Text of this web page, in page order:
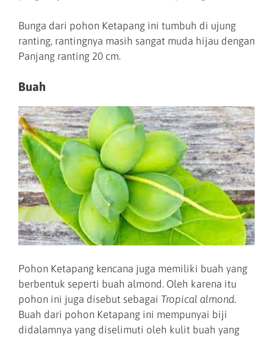
Bunga dari pohon Ketapang ini tumbuh di ujung
ranting, rantingnya masih sangat muda hijau dengan
Panjang ranting 20 cm.
Buah
Pohon Ketapang kencana juga memiliki buah yang
berbentuk seperti buah almond. Oleh karena itu
pohon ini juga disebut sebagai Tropical almond.
Buah dari pohon Ketapang ini mempunyai biji
didalamnya yang diselimuti oleh kulit buah yang